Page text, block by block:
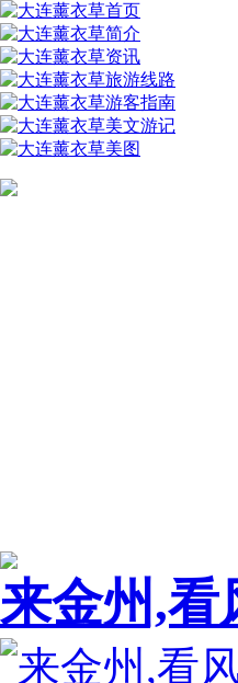
来金州,